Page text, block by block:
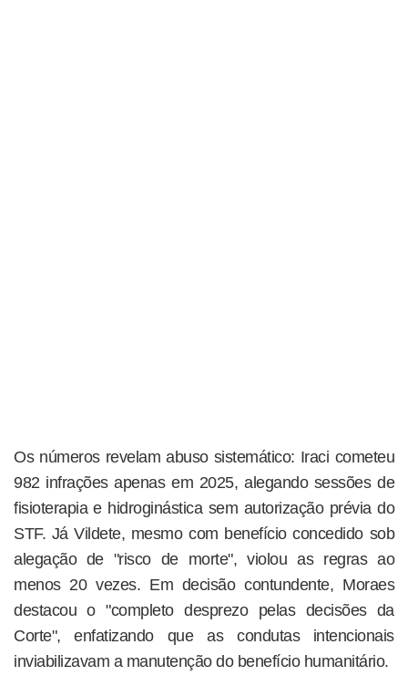
Os números revelam abuso sistemático: Iraci cometeu
982 infrações apenas em 2025, alegando sessões de
fisioterapia e hidroginástica sem autorização prévia do
STF. Já Vildete, mesmo com benefício concedido sob
alegação de "risco de morte", violou as regras ao
menos 20 vezes. Em decisão contundente, Moraes
destacou o "completo desprezo pelas decisões da
Corte", enfatizando que as condutas intencionais
inviabilizavam a manutenção do benefício humanitário.